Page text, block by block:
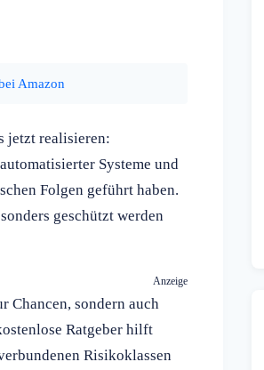
Amazon
jetzt realisieren:
Systeme und
Folgen geführt haben.
geschützt werden
Anzeige
sondern auch
Ratgeber hilft
Risikoklassen